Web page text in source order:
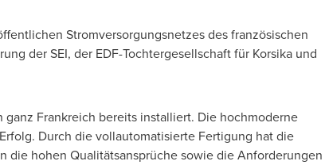
Stromversorgungsnetzes des französischen
der SEI, der EDF-Tochtergesellschaft für Korsika und
Frankreich bereits installiert. Die hochmoderne
Durch die vollautomatisierte Fertigung hat die
hohen Qualitätsansprüche sowie die Anforderungen